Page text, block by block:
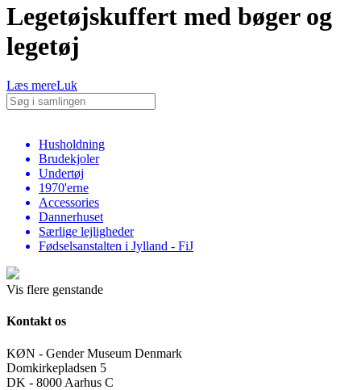
Legetøjskuffert med bøger og
legetøj
Læs mereLuk
Husholdning
Brudekjoler
Undertøj
1970'erne
Accessories
Dannerhuset
Særlige lejligheder
Fødselsanstalten i Jylland - FiJ
Vis flere genstande
Kontakt os
KØN - Gender Museum Denmark
Domkirkepladsen 5
DK - 8000 Aarhus C